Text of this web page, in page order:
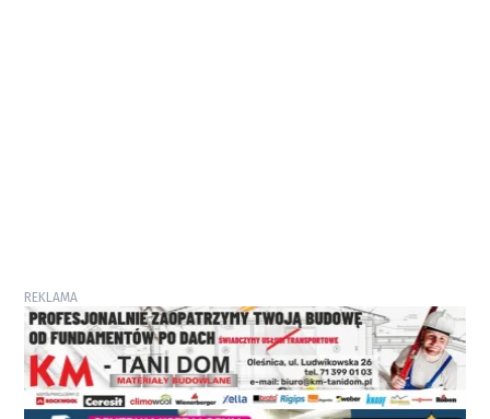
REKLAMA